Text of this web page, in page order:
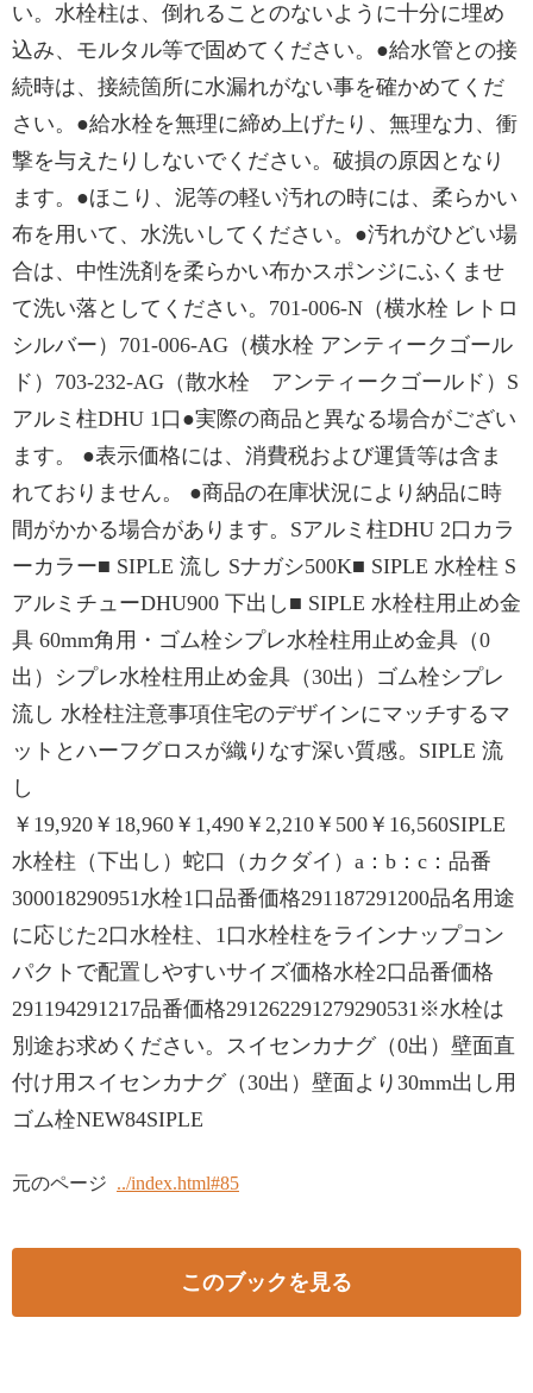
い。水栓柱は、倒れることのないように十分に埋め
込み、モルタル等で固めてください。●給水管との接
続時は、接続箇所に水漏れがない事を確かめてくだ
さい。●給水栓を無理に締め上げたり、無理な力、衝
撃を与えたりしないでください。破損の原因となり
ます。●ほこり、泥等の軽い汚れの時には、柔らかい
布を用いて、水洗いしてください。●汚れがひどい場
合は、中性洗剤を柔らかい布かスポンジにふくませ
て洗い落としてください。701-006-N（横水栓 レトロ
シルバー）701-006-AG（横水栓 アンティークゴール
ド）703-232-AG（散水栓 アンティークゴールド）S
アルミ柱DHU 1口●実際の商品と異なる場合がござい
ます。 ●表示価格には、消費税および運賃等は含ま
れておりません。 ●商品の在庫状況により納品に時
間がかかる場合があります。Sアルミ柱DHU 2口カラ
ーカラー■ SIPLE 流し Sナガシ500K■ SIPLE 水栓柱 S
アルミチューDHU900 下出し■ SIPLE 水栓柱用止め金
具 60mm角用・ゴム栓シプレ水栓柱用止め金具（0
出）シプレ水栓柱用止め金具（30出）ゴム栓シプレ
流し 水栓柱注意事項住宅のデザインにマッチするマ
ットとハーフグロスが織りなす深い質感。SIPLE 流
し
￥19,920￥18,960￥1,490￥2,210￥500￥16,560SIPLE
水栓柱（下出し）蛇口（カクダイ）a：b：c：品番
300018290951水栓1口品番価格291187291200品名用途
に応じた2口水栓柱、1口水栓柱をラインナップコン
パクトで配置しやすいサイズ価格水栓2口品番価格
291194291217品番価格291262291279290531※水栓は
別途お求めください。スイセンカナグ（0出）壁面直
付け用スイセンカナグ（30出）壁面より30mm出し用
ゴム栓NEW84SIPLE
元のページ ../index.html#85
このブックを見る